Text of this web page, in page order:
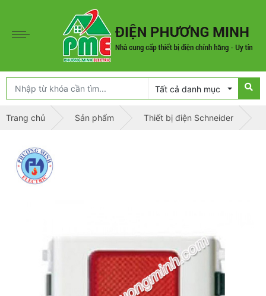
Tất cả danh mục
Trang chủ Sản phẩm Thiết bị điện Schneider